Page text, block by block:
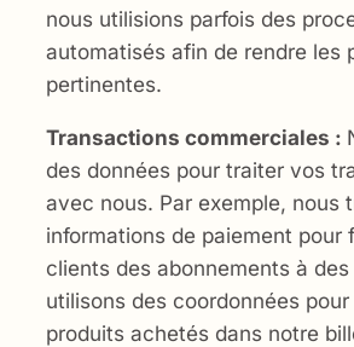
nous utilisions parfois des
automatisés afin de rendre les
pertinentes.
Transactions commerciales :
des données pour traiter vos
avec nous. Par exemple, nous
informations de paiement pour
clients des abonnements à
utilisons des coordonnées
produits achetés dans notre